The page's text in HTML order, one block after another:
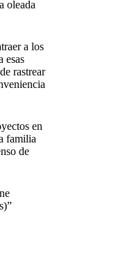
oleada
a los
esas
rastrear
en
familia
de